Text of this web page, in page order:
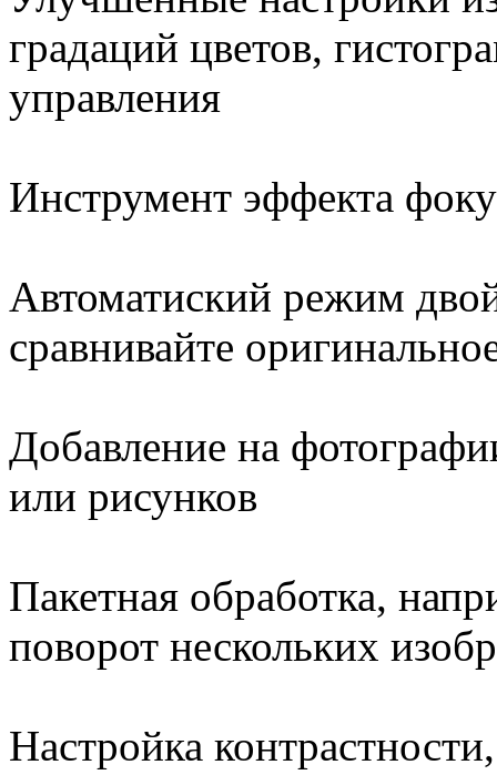
градаций цветов,
управления
Инструмент эффекта
Автоматиский режим
сравнивайте
Добавление на
или рисунков
Пакетная обработка,
поворот нескольких
Настройка